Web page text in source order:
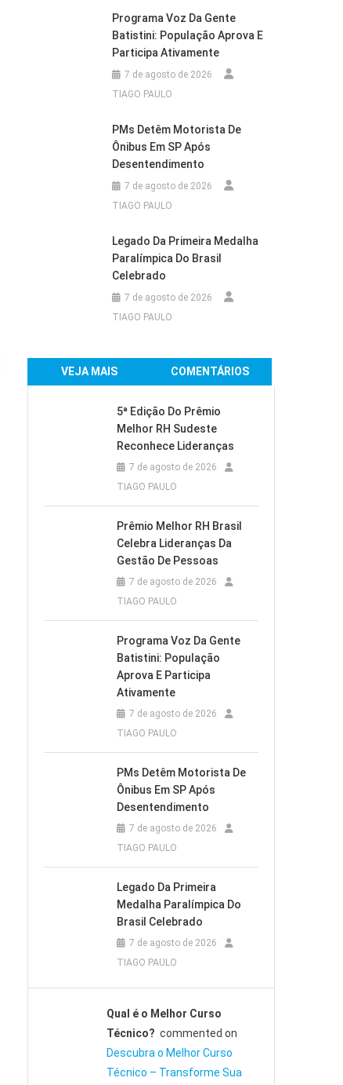
Ar-Condicionado
Ar-Condicionado
Adapt Frio com...
Amazon
Amazon
Programa Voz Da Gente
Batistini: População Aprova E
Participa Ativamente
7 de agosto de 2026
TIAGO PAULO
PMs Detêm Motorista De
Ônibus Em SP Após
Desentendimento
7 de agosto de 2026
TIAGO PAULO
Legado Da Primeira Medalha
Paralímpica Do Brasil
Celebrado
7 de agosto de 2026
TIAGO PAULO
VEJA MAIS COMENTÁRIOS
5ª Edição Do Prêmio
Melhor RH Sudeste
Reconhece Lideranças
7 de agosto de 2026
TIAGO PAULO
Prêmio Melhor RH Brasil
Celebra Lideranças Da
Gestão De Pessoas
7 de agosto de 2026
TIAGO PAULO
Programa Voz Da Gente
Batistini: População
Aprova E Participa
Ativamente
7 de agosto de 2026
TIAGO PAULO
PMs Detêm Motorista De
Ônibus Em SP Após
Desentendimento
7 de agosto de 2026
TIAGO PAULO
Legado Da Primeira
Medalha Paralímpica Do
Brasil Celebrado
7 de agosto de 2026
TIAGO PAULO
Qual é o Melhor Curso
Técnico? commented on
Descubra o Melhor Curso
Técnico – Transforme Sua